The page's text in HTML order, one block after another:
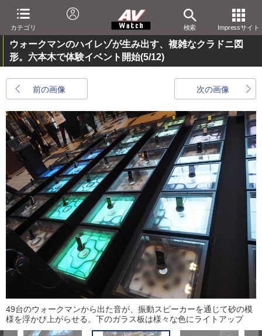
カテゴリ 検索 Impressサイト
ウォークマンのハイレゾが生み出す、複雑なクラドニ図
形。六本木で体験イベント開始(5/12)
前の画像 次の画像
49台のウォークマンから出た音が、振動スピーカーを通じて砂の模
様を浮かび上がらせる。下のガラス板は様々な色にライトアップ